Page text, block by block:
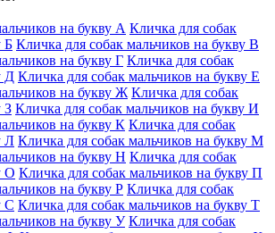
на букву А Кличка для собак
Б Кличка для собак мальчиков на букву В
на букву Г Кличка для собак
Д Кличка для собак мальчиков на букву Е
на букву Ж Кличка для собак
З Кличка для собак мальчиков на букву И
на букву К Кличка для собак
Л Кличка для собак мальчиков на букву М
на букву Н Кличка для собак
О Кличка для собак мальчиков на букву П
на букву Р Кличка для собак
С Кличка для собак мальчиков на букву Т
на букву У Кличка для собак